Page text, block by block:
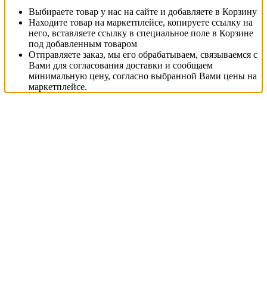
Выбираете товар у нас на сайте и добавляете в Корзину
Находите товар на маркетплейсе, копируете ссылку на
него, вставляете ссылку в специальное поле в Корзине
под добавленным товаром
Отправляете заказ, мы его обрабатываем, связываемся с
Вами для согласования доставки и сообщаем
минимальную цену, согласно выбранной Вами цены на
маркетплейсе.